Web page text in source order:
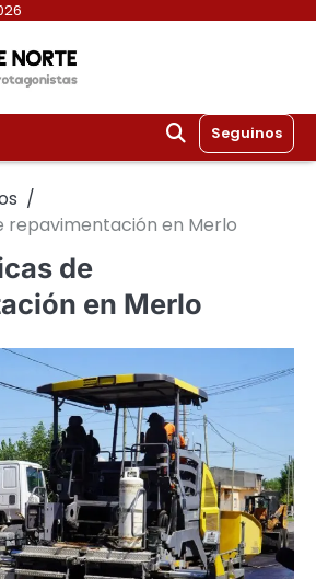
Seguinos
repavimentación en Merlo
de
en Merlo